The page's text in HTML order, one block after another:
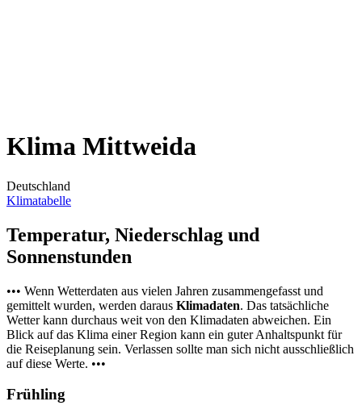
Klima Mittweida
Deutschland
Klimatabelle
Temperatur, Niederschlag und
Sonnenstunden
••• Wenn Wetterdaten aus vielen Jahren zusammengefasst und
gemittelt wurden, werden daraus Klimadaten. Das tatsächliche
Wetter kann durchaus weit von den Klimadaten abweichen. Ein
Blick auf das Klima einer Region kann ein guter Anhaltspunkt für
die Reiseplanung sein. Verlassen sollte man sich nicht ausschließlich
auf diese Werte. •••
Frühling